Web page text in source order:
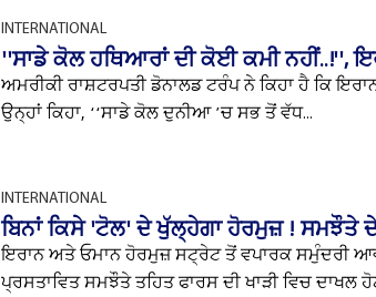
INTERNATIONAL
''ਸਾਡੇ ਕੋਲ ਹਥਿਆਰਾਂ ਦੀ ਕੋਈ ਕਮੀ ਨਹੀਂ..!'',
ਅਮਰੀਕੀ ਰਾਸ਼ਟਰਪਤੀ ਡੋਨਾਲਡ ਟਰੰਪ ਨੇ ਕਿਹਾ ਹੈ ਕਿ
ਉਨ੍ਹਾਂ ਕਿਹਾ, ‘‘ਸਾਡੇ ਕੋਲ ਦੁਨੀਆ ’ਚ ਸਭ ਤੋਂ ਵੱਧ...
INTERNATIONAL
ਬਿਨਾਂ ਕਿਸੇ 'ਟੋਲ' ਦੇ ਖੁੱਲ੍ਹੇਗਾ ਹੋਰਮੁਜ਼ ! ਸਮਝੌਤੇ
ਇਰਾਨ ਅਤੇ ਓਮਾਨ ਹੋਰਮੁਜ਼ ਸਟ੍ਰੇਟ ਤੋਂ ਵਪਾਰਕ ਸਮੁੰਦਰੀ
ਪ੍ਰਸਤਾਵਿਤ ਸਮਝੌਤੇ ਤਹਿਤ ਫਾਰਸ ਦੀ ਖਾੜੀ ਵਿਚ ਦਾਖਲ